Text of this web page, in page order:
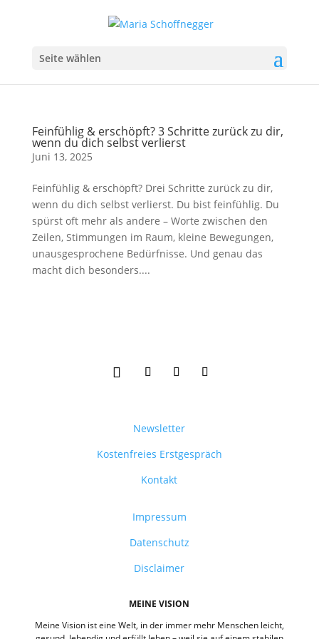
Seite wählen
Feinfühlig & erschöpft? 3 Schritte zurück zu dir,
wenn du dich selbst verlierst
Juni 13, 2025
Feinfühlig & erschöpft? Drei Schritte zurück zu dir,
wenn du dich selbst verlierst. Du bist feinfühlig. Du
spürst oft mehr als andere – Worte zwischen den
Zeilen, Stimmungen im Raum, kleine Bewegungen,
unausgesprochene Bedürfnisse. Und genau das
macht dich besonders....
Newsletter
Kostenfreies Erstgespräch
Kontakt
Impressum
Datenschutz
Disclaimer
MEINE VISION
Meine Vision ist eine Welt, in der immer mehr Menschen leicht,